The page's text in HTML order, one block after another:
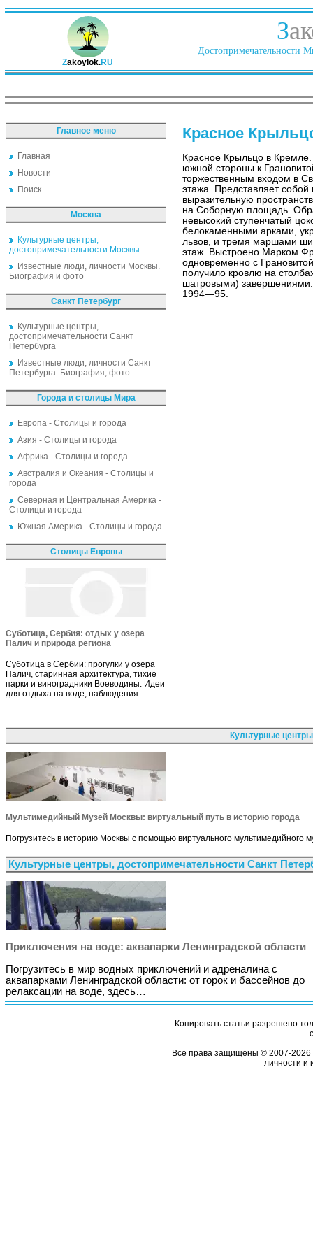
Zakoylok.RU
З
Достопримечательности
Главное меню
Главная
Новости
Поиск
Москва
Культурные центры,
достопримечательности Москвы
Известные люди, личности Москвы.
Биография и фото
Санкт Петербург
Культурные центры,
достопримечательности Санкт
Петербурга
Известные люди, личности Санкт
Петербурга. Биография, фото
Города и столицы Мира
Европа - Столицы и города
Азия - Столицы и города
Африка - Столицы и города
Австралия и Океания - Столицы и
города
Северная и Центральная Америка -
Столицы и города
Южная Америка - Столицы и города
Столицы Европы
Суботица, Сербия: отдых у озера
Палич и природа региона
Суботица в Сербии: прогулки у озера
Палич, старинная архитектура, тихие
парки и виноградники Воеводины. Идеи
для отдыха на воде, наблюдения…
Красное
Красное Крыльцо в
южной стороны к
торжественным входом в
этажа. Представляет
выразительную
на Соборную площадь.
невысокий ступенчатый
белокаменными арками,
львов, и тремя маршами
этаж. Выстроено Марком
одновременно с
получило кровлю на
шатровыми) завершениями.
1994—95.
Культурные
Мультимедийный Музей Москвы: виртуальный путь в историю города
Погрузитесь в историю Москвы с помощью виртуального мультимедийного
Культурные центры, достопримечательности Санкт
Приключения на воде: аквапарки Ленинградской области
Погрузитесь в мир водных приключений и адреналина с
аквапарками Ленинградской области: от горок и бассейнов до
релаксации на воде, здесь…
Копировать статьи разрешено
Все права защищены © 2007-2026
личности и